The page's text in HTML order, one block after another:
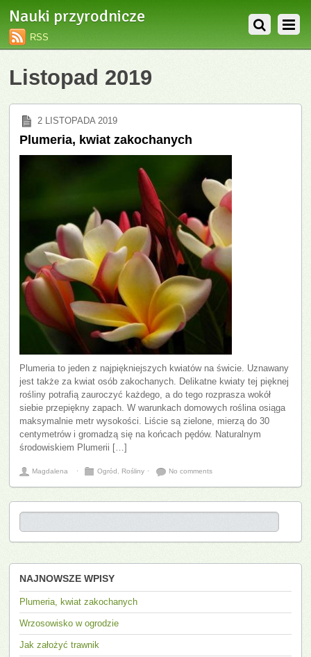
Nauki przyrodnicze
RSS
Listopad 2019
2 LISTOPADA 2019
Plumeria, kwiat zakochanych
Plumeria to jeden z najpiękniejszych kwiatów na świcie. Uznawany
jest także za kwiat osób zakochanych. Delikatne kwiaty tej pięknej
rośliny potrafią zauroczyć każdego, a do tego rozprasza wokół
siebie przepiękny zapach. W warunkach domowych roślina osiąga
maksymalnie metr wysokości. Liście są zielone, mierzą do 30
centymetrów i gromadzą się na końcach pędów. Naturalnym
środowiskiem Plumerii […]
Magdalena ⋅ Ogród Rośliny ⋅ No comments
NAJNOWSZE WPISY
Plumeria, kwiat zakochanych
Wrzosowisko w ogrodzie
Jak założyć trawnik